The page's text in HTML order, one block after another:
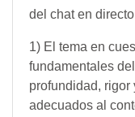
del chat en
1) El tema en
fundamentales
profundidad, rigor
adecuados al